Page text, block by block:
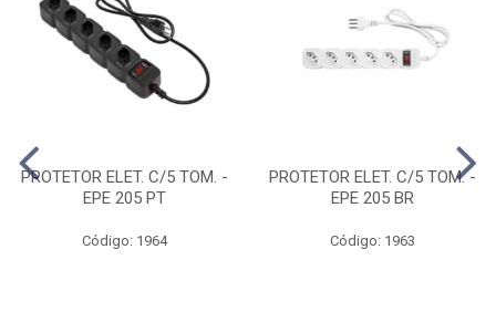
PROTETOR ELET. C/5 TOM. -
EPE 205 PT
Código: 1964
PROTETOR ELET. C/5 TOM. -
EPE 205 BR
Código: 1963